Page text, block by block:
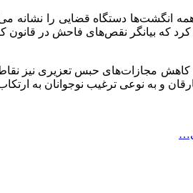
دستگاه قضایی را نشانه
کرد که بیانگر نقص‌های فاحش در
مجازات‌های حبس تعزیری نیز
و به نوعی ترغیب نوجوانان به